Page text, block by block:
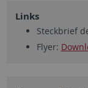
Links
Steckbrief
Flyer: